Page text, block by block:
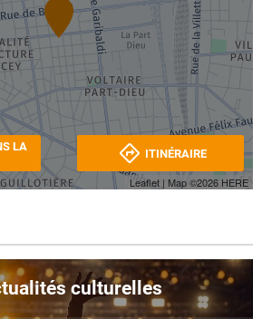
Leaflet | Map ©2026 HERE
LA
ITINÉRAIRE
culturelles